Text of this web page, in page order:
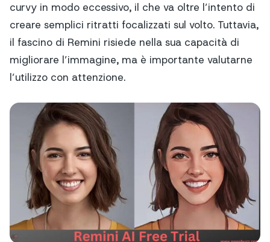
curvy in modo eccessivo, il che va oltre l’intento di
creare semplici ritratti focalizzati sul volto. Tuttavia,
il fascino di Remini risiede nella sua capacità di
migliorare l’immagine, ma è importante valutarne
l’utilizzo con attenzione.